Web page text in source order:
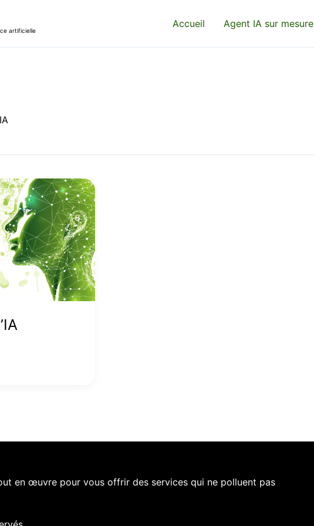
artificielle
Accueil Agent IA sur mesure
en œuvre pour vous offrir des services qui ne polluent pas